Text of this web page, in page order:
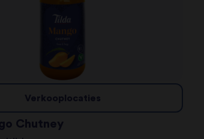
Verkooplocaties
Chutney